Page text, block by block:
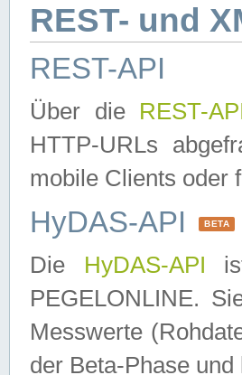
REST- und
REST-API
Über die REST-
HTTP-URLs
mobile Clients oder
HyDAS-API BETA
Die HyDAS-API
PEGELONLINE.
Messwerte
der Beta-Phase